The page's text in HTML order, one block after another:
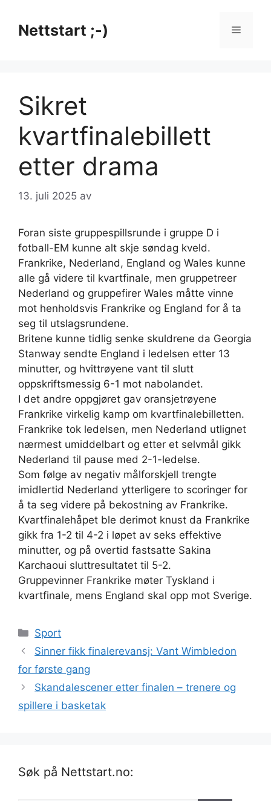
innholdNettstart ;-) Meny
Sikret
kvartfinalebillett
etter drama
13. juli 2025 av
Foran siste gruppespillsrunde i gruppe D i
fotball-EM kunne alt skje søndag kveld.
Frankrike, Nederland, England og Wales kunne
alle gå videre til kvartfinale, men gruppetreer
Nederland og gruppefirer Wales måtte vinne
mot henholdsvis Frankrike og England for å ta
seg til utslagsrundene.
Britene kunne tidlig senke skuldrene da Georgia
Stanway sendte England i ledelsen etter 13
minutter, og hvittrøyene vant til slutt
oppskriftsmessig 6-1 mot nabolandet.
I det andre oppgjøret gav oransjetrøyene
Frankrike virkelig kamp om kvartfinalebilletten.
Frankrike tok ledelsen, men Nederland utlignet
nærmest umiddelbart og etter et selvmål gikk
Nederland til pause med 2-1-ledelse.
Som følge av negativ målforskjell trengte
imidlertid Nederland ytterligere to scoringer for
å ta seg videre på bekostning av Frankrike.
Kvartfinalehåpet ble derimot knust da Frankrike
gikk fra 1-2 til 4-2 i løpet av seks effektive
minutter, og på overtid fastsatte Sakina
Karchaoui sluttresultatet til 5-2.
Gruppevinner Frankrike møter Tyskland i
kvartfinale, mens England skal opp mot Sverige.
Kategorier
Sport
Sinner fikk finalerevansj: Vant Wimbledon
for første gang
Skandalescener etter finalen – trenere og
spillere i basketak
Søk på Nettstart.no: